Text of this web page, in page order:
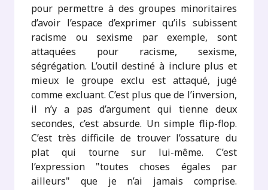
pour permettre à des groupes minoritaires
d’avoir l’espace d’exprimer qu’ils subissent
racisme ou sexisme par exemple, sont
attaquées pour racisme, sexisme,
ségrégation. L’outil destiné à inclure plus et
mieux le groupe exclu est attaqué, jugé
comme excluant. C’est plus que de l’inversion,
il n’y a pas d’argument qui tienne deux
secondes, c’est absurde. Un simple flip-flop.
C’est très difficile de trouver l’ossature du
plat qui tourne sur lui-même. C’est
l’expression "toutes choses égales par
ailleurs" que je n’ai jamais comprise.